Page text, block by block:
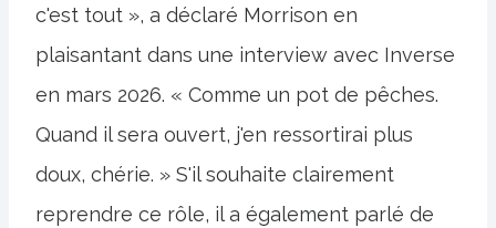
c'est tout », a déclaré Morrison en
plaisantant dans une interview avec Inverse
en mars 2026. « Comme un pot de pêches.
Quand il sera ouvert, j'en ressortirai plus
doux, chérie. » S'il souhaite clairement
reprendre ce rôle, il a également parlé de